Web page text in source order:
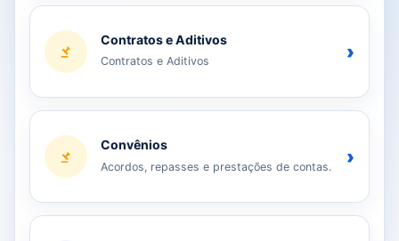
Contratos e Aditivos
Contratos e Aditivos ›
Convênios
Acordos, repasses e prestações de contas. ›